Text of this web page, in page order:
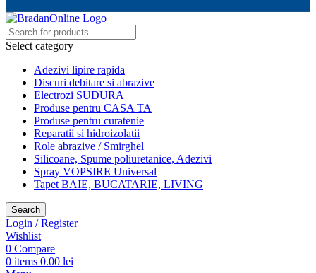
Select category
Adezivi lipire rapida
Discuri debitare si abrazive
Electrozi SUDURA
Produse pentru CASA TA
Produse pentru curatenie
Reparatii si hidroizolatii
Role abrazive / Smirghel
Silicoane, Spume poliuretanice, Adezivi
Spray VOPSIRE Universal
Tapet BAIE, BUCATARIE, LIVING
Search
Login / Register
Wishlist
0 Compare
0 items 0.00 lei